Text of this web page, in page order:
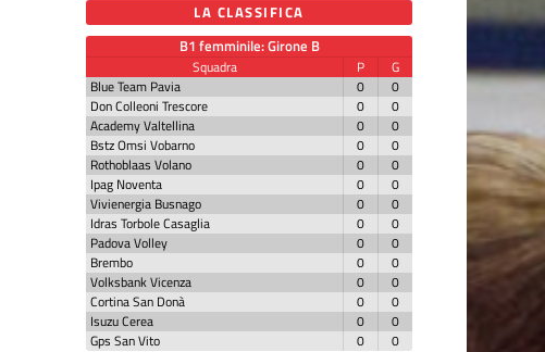
LA CLASSIFICA
B1 femminile: Girone B
Squadra P
G
Blue Team Pavia
0
0
Don Colleoni Trescore
0
0
Academy Valtellina
0
0
Bstz Omsi Vobarno
0
0
Rothoblaas Volano
0
0
Ipag Noventa
0
0
Vivienergia Busnago
0
0
Idras Torbole Casaglia
0
0
Padova Volley
0
0
Brembo
0
0
Volksbank Vicenza
0
0
Cortina San Donà
0
0
Isuzu Cerea
0
0
Gps San Vito
0 0